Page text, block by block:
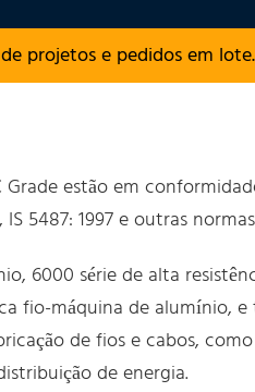
projetos e pedidos em lote.
estão em
IS 5487: 1997 e outras
6000 série de alta
fio-máquina de alumínio, e
de fios e cabos, como
de energia.